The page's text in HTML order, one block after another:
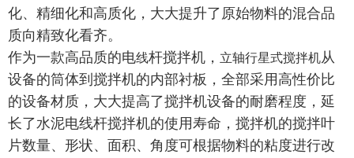
化、精细化和高质化，大大提升了原始物料的混合品
质向精致化看齐。
作为一款高品质的电线杆搅拌机， 立轴行星式搅拌机从
设备的筒体到搅拌机的内部衬板，全部采用高性价比
的设备材质，大大提高了搅拌机设备的耐磨程度，延
长了水泥电线杆搅拌机的使用寿命，搅拌机的搅拌叶
片数量、形状、面积、角度可根据物料的粘度进行改